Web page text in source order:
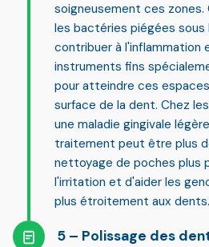
soigneusement ces
les bactéries piégées sous
contribuer à l'inflammation
instruments fins
pour atteindre ces
surface de la dent. Chez
une maladie gingivale
traitement peut être plus
nettoyage de poches plus
l'irritation et d'aider les
plus étroitement aux dents.
Polissage des